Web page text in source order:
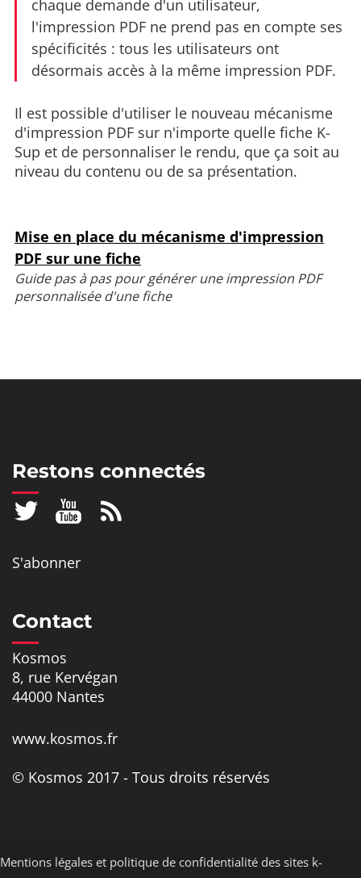
chaque demande d'un utilisateur,
l'impression PDF ne prend pas en compte ses
spécificités : tous les utilisateurs ont
désormais accès à la même impression PDF.
Il est possible d'utiliser le nouveau mécanisme
d'impression PDF sur n'importe quelle fiche K-
Sup et de personnaliser le rendu, que ça soit au
niveau du contenu ou de sa présentation.
Mise en place du mécanisme d'impression
PDF sur une fiche
Guide pas à pas pour générer une impression PDF
personnalisée d'une fiche
Restons connectés
S'abonner
Contact
Kosmos
8, rue Kervégan
44000 Nantes
www.kosmos.fr
© Kosmos 2017 - Tous droits réservés
Mentions légales et politique de confidentialité des sites k-